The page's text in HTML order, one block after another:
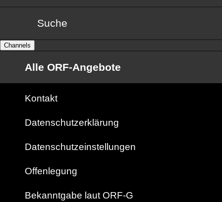
Suche
Channels
Alle ORF-Angebote
Kontakt
Datenschutzerklärung
Datenschutzeinstellungen
Offenlegung
Bekanntgabe laut ORF-G